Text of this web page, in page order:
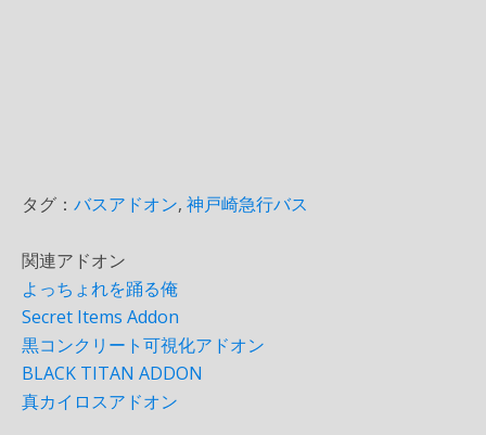
タグ： バスアドオン, 神戸崎急行バス
関連アドオン
よっちょれを踊る俺
Secret Items Addon
黒コンクリート可視化アドオン
BLACK TITAN ADDON
真カイロスアドオン